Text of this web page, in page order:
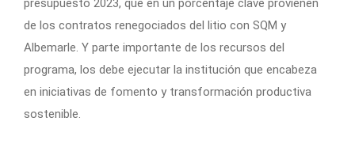
presupuesto 2023, que en un porcentaje clave provienen
de los contratos renegociados del litio con SQM y
Albemarle. Y parte importante de los recursos del
programa, los debe ejecutar la institución que encabeza
en iniciativas de fomento y transformación productiva
sostenible.